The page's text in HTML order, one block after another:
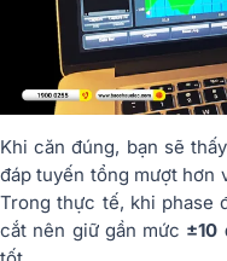
Khi căn đúng, bạn sẽ
đáp tuyến tổng mượt hơn
Trong thực tế, khi phase
cắt nên giữ gần mức ±10